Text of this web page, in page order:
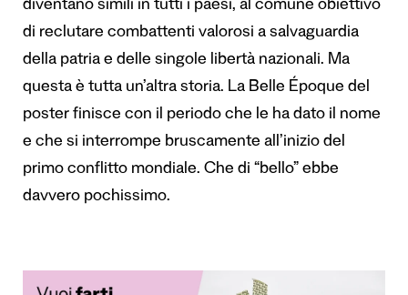
diventano simili in tutti i paesi, al comune obiettivo
di reclutare combattenti valorosi a salvaguardia
della patria e delle singole libertà nazionali. Ma
questa è tutta un’altra storia. La Belle Époque del
poster finisce con il periodo che le ha dato il nome
e che si interrompe bruscamente all’inizio del
primo conflitto mondiale. Che di “bello” ebbe
davvero pochissimo.